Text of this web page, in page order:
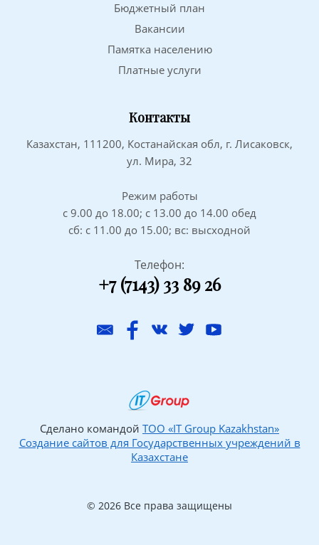
Бюджетный план
Вакансии
Памятка населению
Платные услуги
Контакты
Казахстан, 111200, Костанайская обл, г. Лисаковск,
ул. Мира, 32
Режим работы
с 9.00 до 18.00; с 13.00 до 14.00 обед
сб: с 11.00 до 15.00; вс: высходной
Телефон:
+7 (7143) 33 89 26
Сделано командой ТОО «IT Group Kazakhstan»
Создание сайтов для Государственных учреждений в
Казахстане
© 2026 Все права защищены